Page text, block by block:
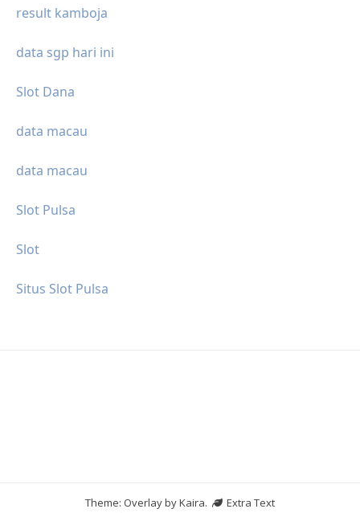
result kamboja
data sgp hari ini
Slot Dana
data macau
data macau
Slot Pulsa
Slot
Situs Slot Pulsa
Theme: Overlay byKaira.
Extra Text